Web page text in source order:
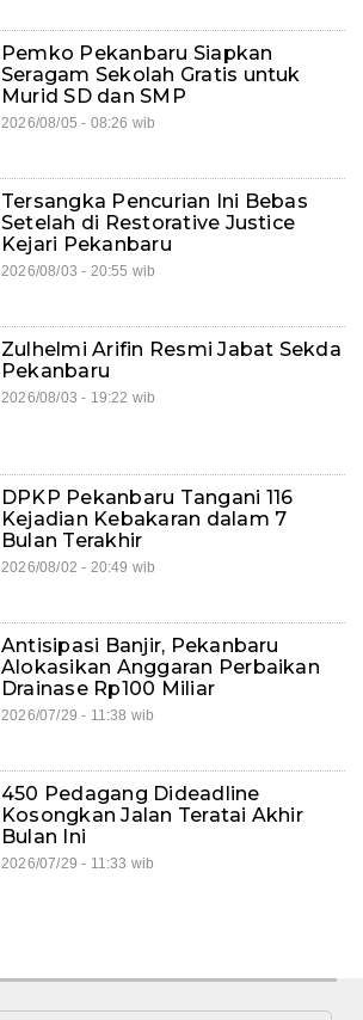
Pemko Pekanbaru Siapkan
Seragam Sekolah Gratis untuk
Murid SD dan SMP
2026/08/05 - 08:26 wib
Tersangka Pencurian Ini Bebas
Setelah di Restorative Justice
Kejari Pekanbaru
2026/08/03 - 20:55 wib
Zulhelmi Arifin Resmi Jabat Sekda
Pekanbaru
2026/08/03 - 19:22 wib
DPKP Pekanbaru Tangani 116
Kejadian Kebakaran dalam 7
Bulan Terakhir
2026/08/02 - 20:49 wib
Antisipasi Banjir, Pekanbaru
Alokasikan Anggaran Perbaikan
Drainase Rp100 Miliar
2026/07/29 - 11:38 wib
450 Pedagang Dideadline
Kosongkan Jalan Teratai Akhir
Bulan Ini
2026/07/29 - 11:33 wib